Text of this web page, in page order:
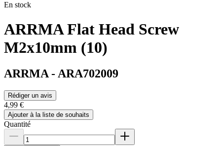
En stock
ARRMA Flat Head Screw
M2x10mm (10)
ARRMA - ARA702009
Rédiger un avis
4,99 €
Ajouter à la liste de souhaits
Quantité